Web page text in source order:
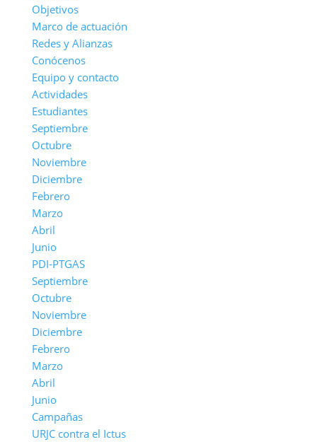
Objetivos
Marco de actuación
Redes y Alianzas
Conócenos
Equipo y contacto
Actividades
Estudiantes
Septiembre
Octubre
Noviembre
Diciembre
Febrero
Marzo
Abril
Junio
PDI-PTGAS
Septiembre
Octubre
Noviembre
Diciembre
Febrero
Marzo
Abril
Junio
Campañas
URJC contra el Ictus